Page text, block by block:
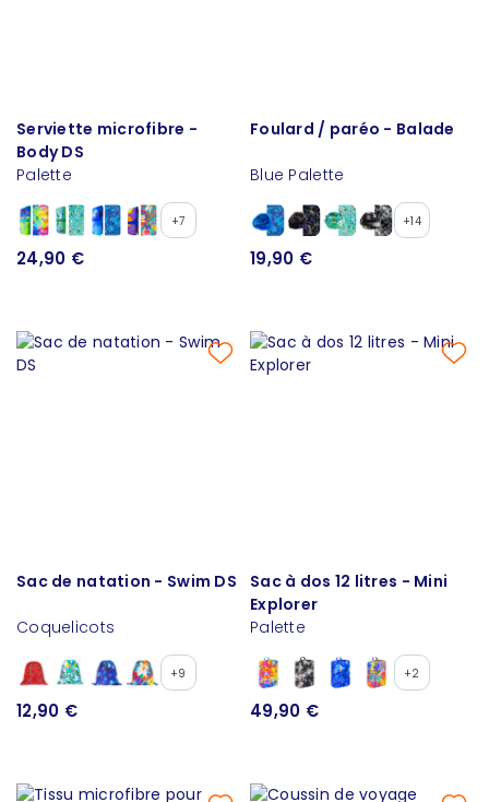
Serviette microfibre -
Body DS
Palette
+7
24,90 €
Foulard / paréo - Balade
Blue Palette
+14
19,90 €
Sac de natation - Swim DS
Coquelicots
+9
12,90 €
Sac à dos 12 litres - Mini
Explorer
Palette
+2
49,90 €